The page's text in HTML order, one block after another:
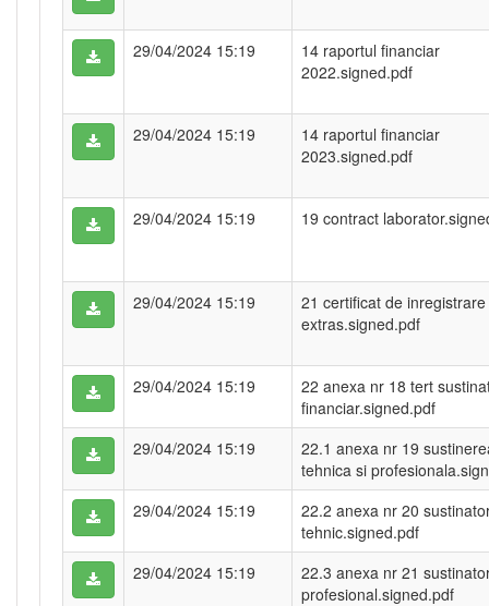
29/04/2024 15:19
14 raportul financiar
2022.signed.pdf
29/04/2024 15:19
14 raportul financiar
2023.signed.pdf
29/04/2024 15:19 19 contract
29/04/2024 15:19
21 certificat de inregistrare
extras.signed.pdf
29/04/2024 15:19
22 anexa nr 18 tert
financiar.signed.pdf
29/04/2024 15:19
22.1 anexa nr 19
tehnica si
29/04/2024 15:19
22.2 anexa nr 20
tehnic.signed.pdf
29/04/2024 15:19
22.3 anexa nr 21
profesional.signed.pdf